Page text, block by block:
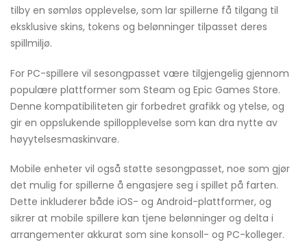
tilby en sømløs opplevelse, som lar spillerne få tilgang til
eksklusive skins, tokens og belønninger tilpasset deres
spillmiljø.
For PC-spillere vil sesongpasset være tilgjengelig gjennom
populære plattformer som Steam og Epic Games Store.
Denne kompatibiliteten gir forbedret grafikk og ytelse, og
gir en oppslukende spillopplevelse som kan dra nytte av
høyytelsesmaskinvare.
Mobile enheter vil også støtte sesongpasset, noe som gjør
det mulig for spillerne å engasjere seg i spillet på farten.
Dette inkluderer både iOS- og Android-plattformer, og
sikrer at mobile spillere kan tjene belønninger og delta i
arrangementer akkurat som sine konsoll- og PC-kolleger.